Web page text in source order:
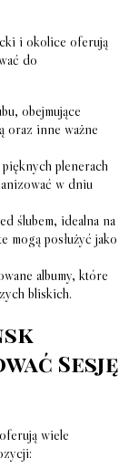
i okolice oferują
do
obejmujące
oraz inne ważne
plenerach
w dniu
ślubem, idealna na
mogą posłużyć jako
albumy, które
bliskich.
Sesję
wiele